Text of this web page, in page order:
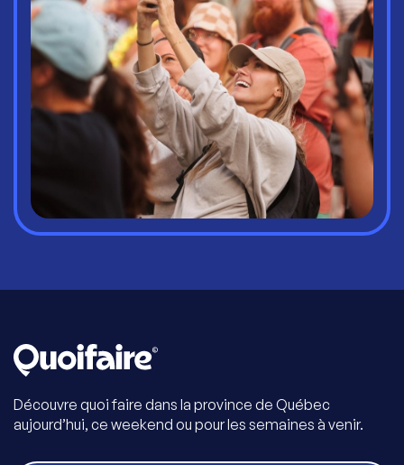
Découvre quoi faire dans la province de Québec
aujourd’hui, ce weekend ou pour les semaines à venir.